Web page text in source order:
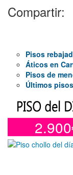
Compartir:
Pisos
Áticos en
Pisos de
Últimos